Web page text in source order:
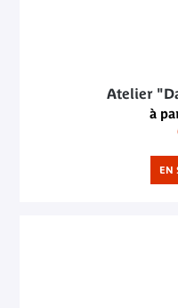
Atelier
à
EN